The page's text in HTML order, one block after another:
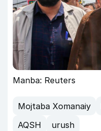
Manba: Reuters
Mojtaba Xomanaiy
AQSH
urush